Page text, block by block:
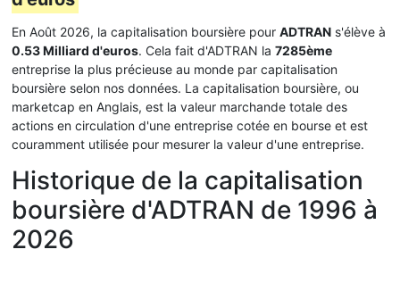
En Août 2026, la capitalisation boursière pour ADTRAN s'élève à
0.53 Milliard d'euros. Cela fait d'ADTRAN la 7285ème
entreprise la plus précieuse au monde par capitalisation
boursière selon nos données. La capitalisation boursière, ou
marketcap en Anglais, est la valeur marchande totale des
actions en circulation d'une entreprise cotée en bourse et est
couramment utilisée pour mesurer la valeur d'une entreprise.
Historique de la capitalisation
boursière d'ADTRAN de 1996 à
2026